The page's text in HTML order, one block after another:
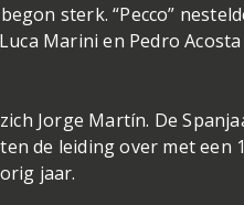
begon sterk. “Pecco”
Marini en Pedro
Jorge Martín. De
de leiding over met een
jaar.